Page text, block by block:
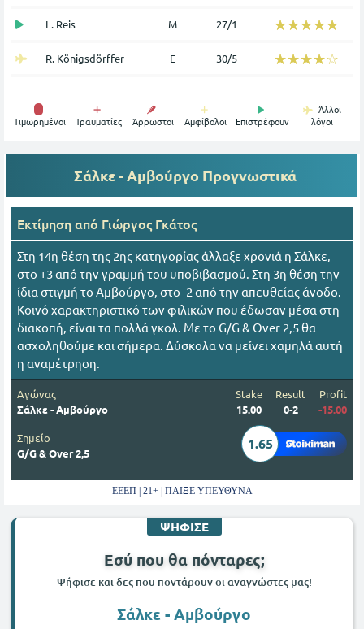
L. Reis Μ 27/1 ☆☆☆☆☆
★★★★★
R. Königsdörffer Ε 30/5 ☆☆☆☆☆
★★★★★
Tιμωρημένοι Τραυματίες Άρρωστοι Αμφίβολοι Επιστρέφουν
Άλλοι
λόγοι
Σάλκε - Αμβούργο Προγνωστικά
Εκτίμηση από Γιώργος Γκάτος
Στη 14η θέση της 2ης κατηγορίας άλλαξε χρονιά η Σάλκε,
στο +3 από την γραμμή του υποβιβασμού. Στη 3η θέση την
ίδια στιγμή το Αμβούργο, στο -2 από την απευθείας άνοδο.
Κοινό χαρακτηριστικό των φιλικών που έδωσαν μέσα στη
διακοπή, είναι τα πολλά γκολ. Με το G/G & Over 2,5 θα
ασχοληθούμε και σήμερα. Δύσκολα να μείνει χαμηλά αυτή
η αναμέτρηση.
Αγώνας
Σάλκε - Αμβούργο
Stake
15.00
Result
0-2
Profit
-15.00
Σημείο
G/G & Over 2,5
1.65
ΕΕΕΠ | 21+ | ΠΑΙΞΕ ΥΠΕΥΘΥΝΑ
ΨΗΦΙΣΕ
Εσύ που θα πόνταρες;
Ψήφισε και δες που ποντάρουν οι αναγνώστες μας!
Σάλκε - Αμβούργο